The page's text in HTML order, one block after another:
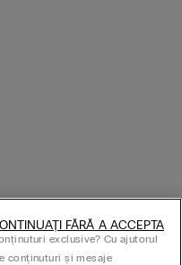
exclusive? Cu ajutorul
conținuturi și mesaje
FĂRĂ A ACCEPTA